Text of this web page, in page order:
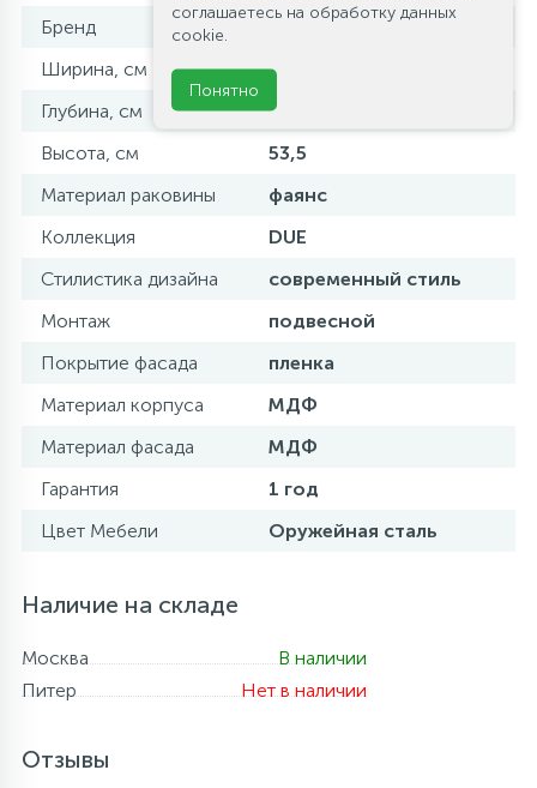
Бренд
BelBagno
Ширина, см
61,5
Глубина, см
43
Высота, см
53,5
Материал раковины
фаянс
Коллекция
DUE
Стилистика дизайна
современный стиль
Монтаж
подвесной
Покрытие фасада
пленка
Материал корпуса
МДФ
Материал фасада
МДФ
Гарантия
1 год
Цвет Мебели
Оружейная сталь
Наличие на складе
Москва
В наличии
Питер
Нет в наличии
Отзывы
соглашаетесь на обработку данных
cookie.
Понятно